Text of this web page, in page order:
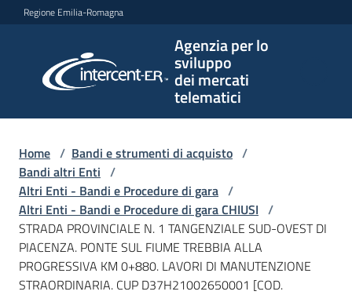
Vai al contenuto
Vai alla navigazione
Vai al footer
Regione Emilia-Romagna
Agenzia per lo
sviluppo
dei mercati
telematici
per lo
sviluppo
telematici
L'Agenzia
Bandi
Home / Bandi e strumenti di acquisto /
Bandi altri Enti /
Altri Enti - Bandi e Procedure di gara /
Altri Enti - Bandi e Procedure di gara CHIUSI /
STRADA PROVINCIALE N. 1 TANGENZIALE SUD-OVEST DI
PIACENZA. PONTE SUL FIUME TREBBIA ALLA
PROGRESSIVA KM 0+880. LAVORI DI MANUTENZIONE
STRAORDINARIA. CUP D37H21002650001 [COD.